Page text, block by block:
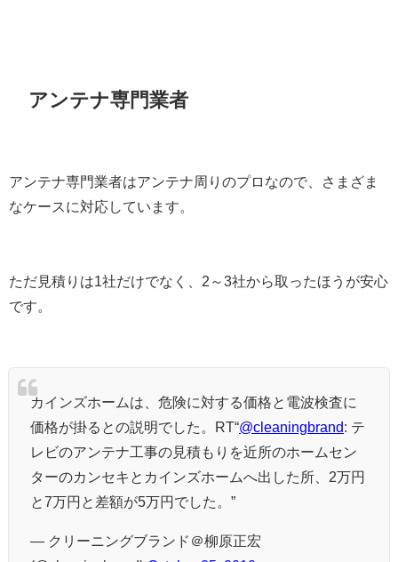
アンテナ専門業者
アンテナ専門業者はアンテナ周りのプロなので、さまざま
なケースに対応しています。
ただ見積りは1社だけでなく、2～3社から取ったほうが安心
です。
カインズホームは、危険に対する価格と電波検査に
価格が掛るとの説明でした。RT“@cleaningbrand: テ
レビのアンテナ工事の見積もりを近所のホームセン
ターのカンセキとカインズホームへ出した所、2万円
と7万円と差額が5万円でした。”
— クリーニングブランド＠柳原正宏